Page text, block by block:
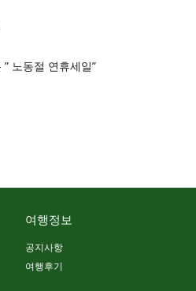
노동절 연휴세일”
여행정보
공지사항
여행후기